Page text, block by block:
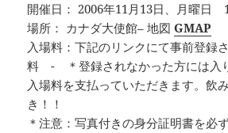
開催日： 2006年11月13日、月曜日
場所： カナダ大使館– 地図GMAP
入場料：下記のリンクにて事前登録
料 - ＊登録されなかった方には入
入場料を支払っていただきます。飲
き！！
＊注意：写真付きの身分証明書を必